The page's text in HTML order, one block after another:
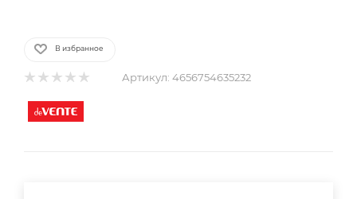
В избранное
Артикул: 4656754635232